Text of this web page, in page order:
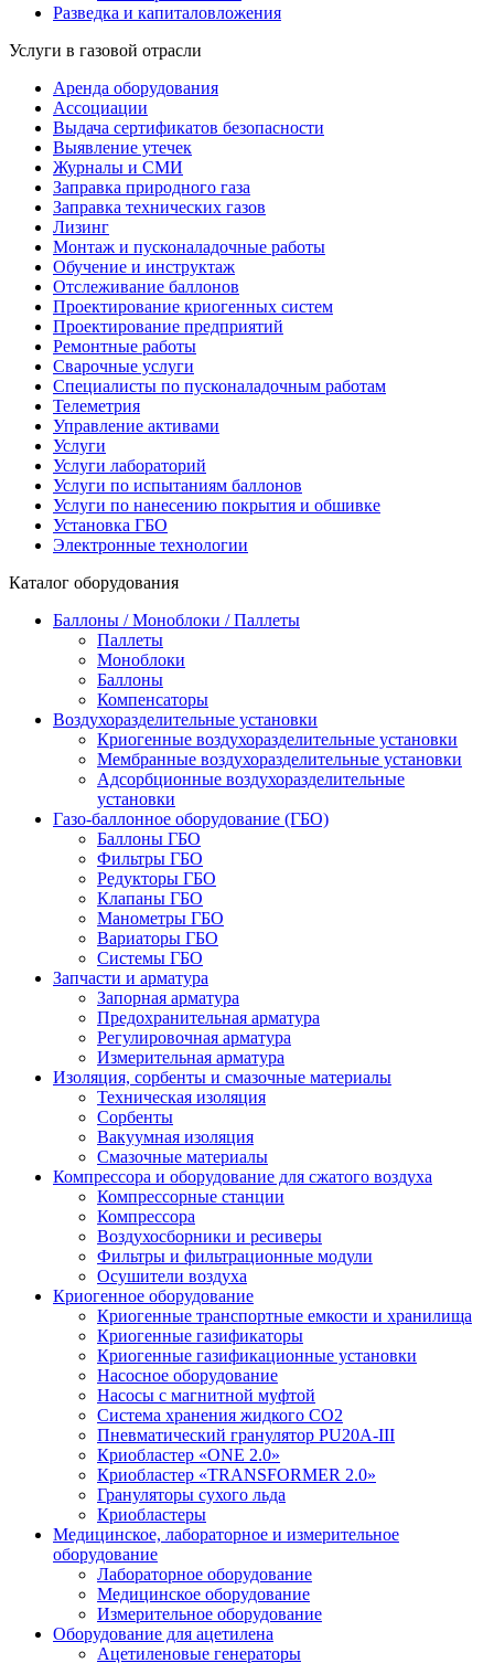
Разведка и капиталовложения
Услуги в газовой отрасли
Аренда оборудования
Ассоциации
Выдача сертификатов безопасности
Выявление утечек
Журналы и СМИ
Заправка природного газа
Заправка технических газов
Лизинг
Монтаж и пусконаладочные работы
Обучение и инструктаж
Отслеживание баллонов
Проектирование криогенных систем
Проектирование предприятий
Ремонтные работы
Сварочные услуги
Специалисты по пусконаладочным работам
Телеметрия
Управление активами
Услуги
Услуги лабораторий
Услуги по испытаниям баллонов
Услуги по нанесению покрытия и обшивке
Установка ГБО
Электронные технологии
Каталог оборудования
Баллоны / Моноблоки / Паллеты
Паллеты
Моноблоки
Баллоны
Компенсаторы
Воздухоразделительные установки
Криогенные воздухоразделительные установки
Мембранные воздухоразделительные установки
Адсорбционные воздухоразделительные
установки
Газо-баллонное оборудование (ГБО)
Баллоны ГБО
Фильтры ГБО
Редукторы ГБО
Клапаны ГБО
Манометры ГБО
Вариаторы ГБО
Системы ГБО
Запчасти и арматура
Запорная арматура
Предохранительная арматура
Регулировочная арматура
Измерительная арматура
Изоляция, сорбенты и смазочные материалы
Техническая изоляция
Сорбенты
Вакуумная изоляция
Смазочные материалы
Компрессора и оборудование для сжатого воздуха
Компрессорные станции
Компрессора
Воздухосборники и ресиверы
Фильтры и фильтрационные модули
Осушители воздуха
Криогенное оборудование
Криогенные транспортные емкости и хранилища
Криогенные газификаторы
Криогенные газификационные установки
Насосное оборудование
Насосы с магнитной муфтой
Система хранения жидкого CO2
Пневматический гранулятор PU20A-III
Криобластер «ONE 2.0»
Криобластер «TRANSFORMER 2.0»
Грануляторы сухого льда
Криобластеры
Медицинское, лабораторное и измерительное
оборудование
Лабораторное оборудование
Медицинское оборудование
Измерительное оборудование
Оборудование для ацетилена
Ацетиленовые генераторы